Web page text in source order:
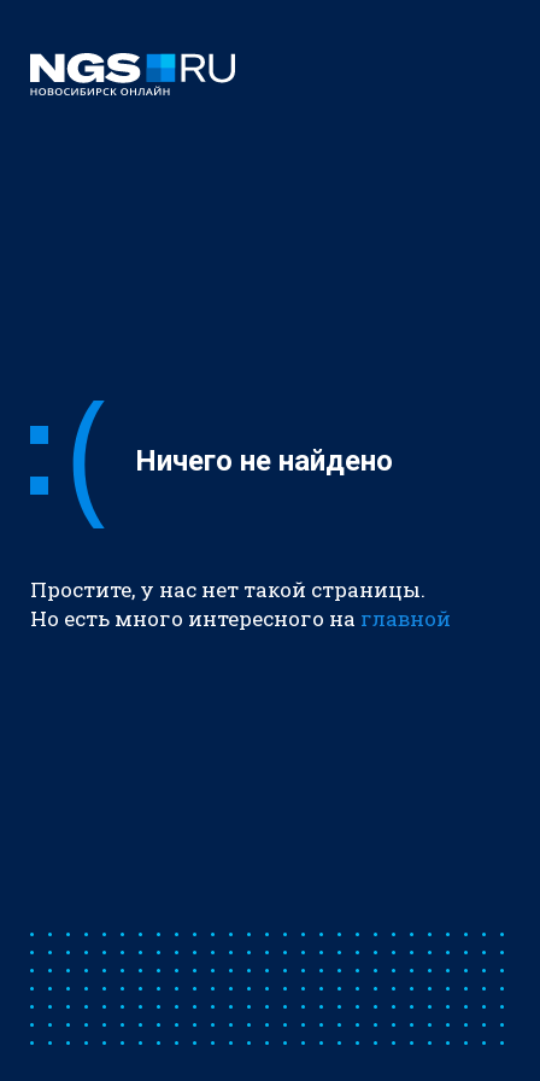
Ничего не найдено
Простите, у нас нет такой страницы.
Но есть много интересного на главной